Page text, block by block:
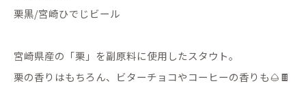
栗黒/宮崎ひでじビール
宮崎県産の「栗」を副原料に使用したスタウト。
栗の香りはもちろん、ビターチョコやコーヒーの香りも🌰🍫